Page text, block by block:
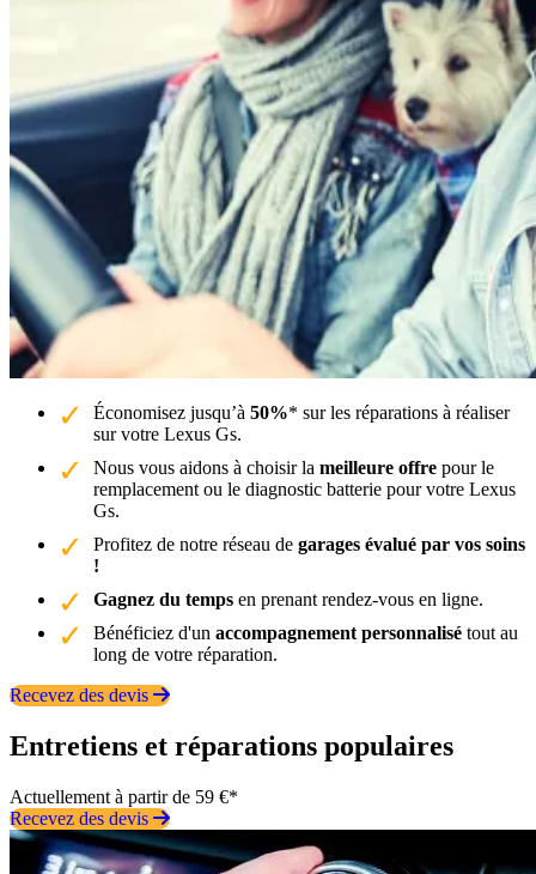
Économisez jusqu’à 50%* sur les réparations à réaliser
sur votre Lexus Gs.
Nous vous aidons à choisir la meilleure offre pour le
remplacement ou le diagnostic batterie pour votre Lexus
Gs.
Profitez de notre réseau de garages évalué par vos soins
!
Gagnez du temps en prenant rendez-vous en ligne.
Bénéficiez d'un accompagnement personnalisé tout au
long de votre réparation.
Recevez des devis
Entretiens et réparations populaires
Actuellement à partir de 59 €*
Recevez des devis